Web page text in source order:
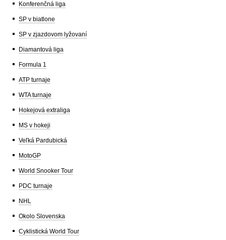
Konferenčná liga
SP v biatlone
SP v zjazdovom lyžovaní
Diamantová liga
Formula 1
ATP turnaje
WTA turnaje
Hokejová extraliga
MS v hokeji
Veľká Pardubická
MotoGP
World Snooker Tour
PDC turnaje
NHL
Okolo Slovenska
Cyklistická World Tour